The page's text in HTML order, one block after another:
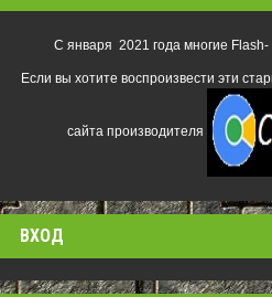
С января 2021 года многие Flash-
Если вы хотите воспроизвести эти
сайта производителя
ВХОД